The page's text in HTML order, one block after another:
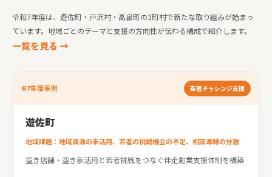
令和7年度は、遊佐町・戸沢村・高畠町の3町村で新たな取り組みが始まっ
ています。地域ごとのテーマと支援の方向性が伝わる構成で紹介します。
一覧を見る →
R7年度事例 若者チャレンジ支援
遊佐町
地域課題：地域資源の未活用、若者の挑戦機会の不足、相談導線の分散
空き店舗・空き家活用と若者挑戦をつなぐ伴走創業支援体制を構築